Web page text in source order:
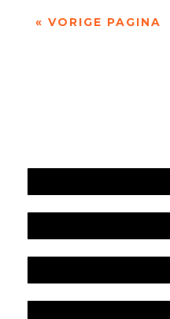
« VORIGE PAGINA